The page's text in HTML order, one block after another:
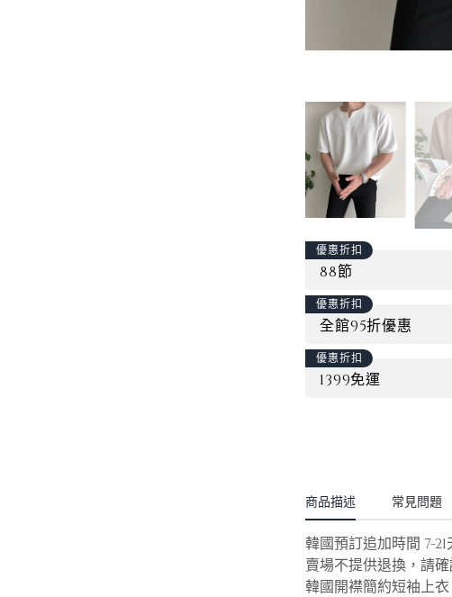
優惠折扣
88節
優惠折扣
全館95折優惠
優惠折扣
1399免運
商品描述 常見問題
韓國預訂追加
賣場不提供退換，請
韓國開襟簡約短袖上